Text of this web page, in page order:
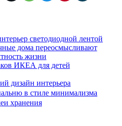
светодиодной лентой
дома переосмысливают
жизни
ИКЕА для детей
дизайн интерьера
в стиле минимализма
хранения